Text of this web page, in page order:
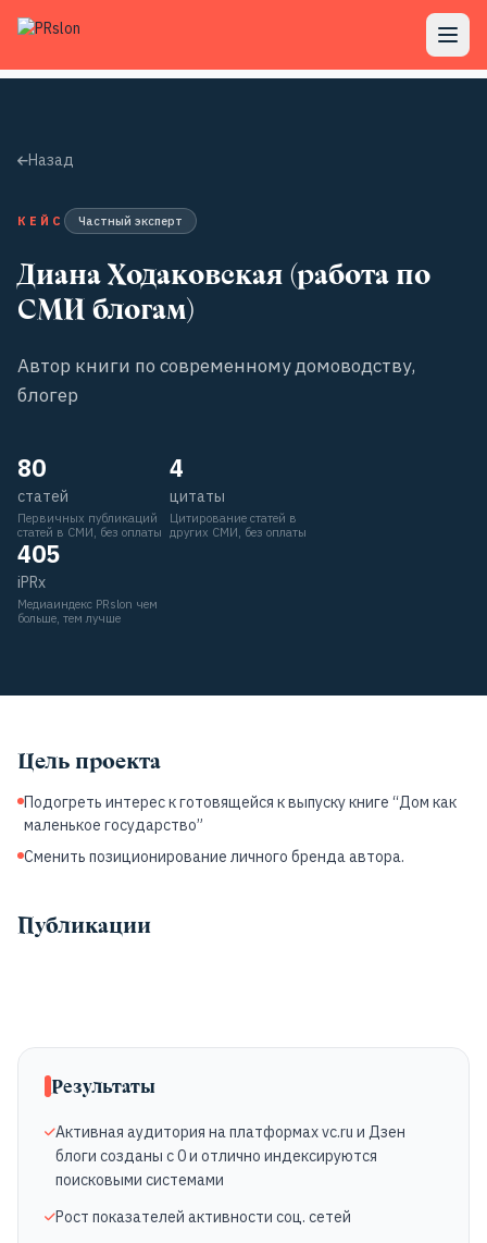
Назад
КЕЙС Частный эксперт
Диана Ходаковская (работа по
СМИ блогам)
Автор книги по современному домоводству,
блогер
80
статей
Первичных публикаций
статей в СМИ, без оплаты
4
цитаты
Цитирование статей в
других СМИ, без оплаты
405
iPRx
Медиаиндекс PRslon чем
больше, тем лучше
Цель проекта
Подогреть интерес к готовящейся к выпуску книге “Дом как
маленькое государство”
Сменить позиционирование личного бренда автора.
Публикации
Результаты
Активная аудитория на платформах vc.ru и Дзен
блоги созданы с 0 и отлично индексируются
поисковыми системами
Рост показателей активности соц. сетей